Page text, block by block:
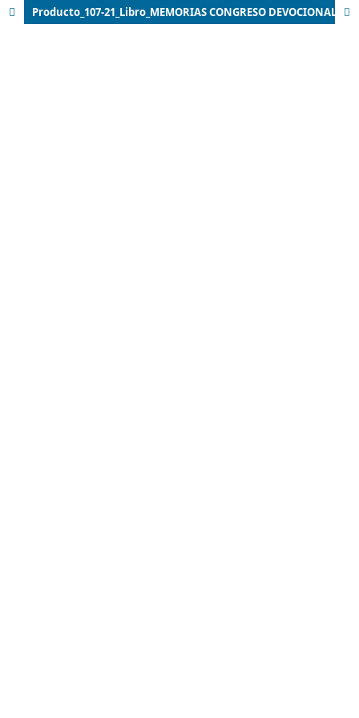
Producto_107-21_Libro_MEMORIAS CONGRESO DEVOCIONAL definitivo - 21 de mayo de 2021-45-60.pdf